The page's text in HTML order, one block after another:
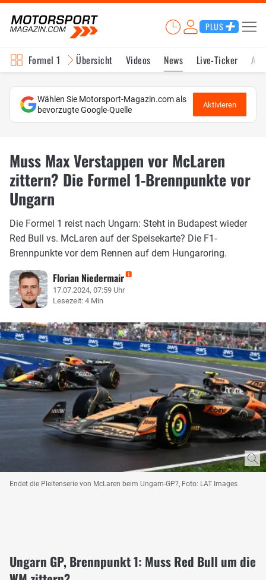
PLUS
Formel 1 Übersicht Videos News Live-Ticker
Wählen Sie Motorsport-Magazin.com als
bevorzugte Google-Quelle
Aktivieren
Muss Max Verstappen vor McLaren
zittern? Die Formel 1-Brennpunkte vor
Ungarn
Die Formel 1 reist nach Ungarn: Steht in Budapest wieder
Red Bull vs. McLaren auf der Speisekarte? Die F1-
Brennpunkte vor dem Rennen auf dem Hungaroring.
Florian Niedermair
17.07.2024, 07:59 Uhr
Lesezeit: 4 Min
Endet die Pleitenserie von McLaren beim Ungarn-GP?, Foto: LAT Images
Ungarn GP, Brennpunkt 1: Muss Red Bull um die